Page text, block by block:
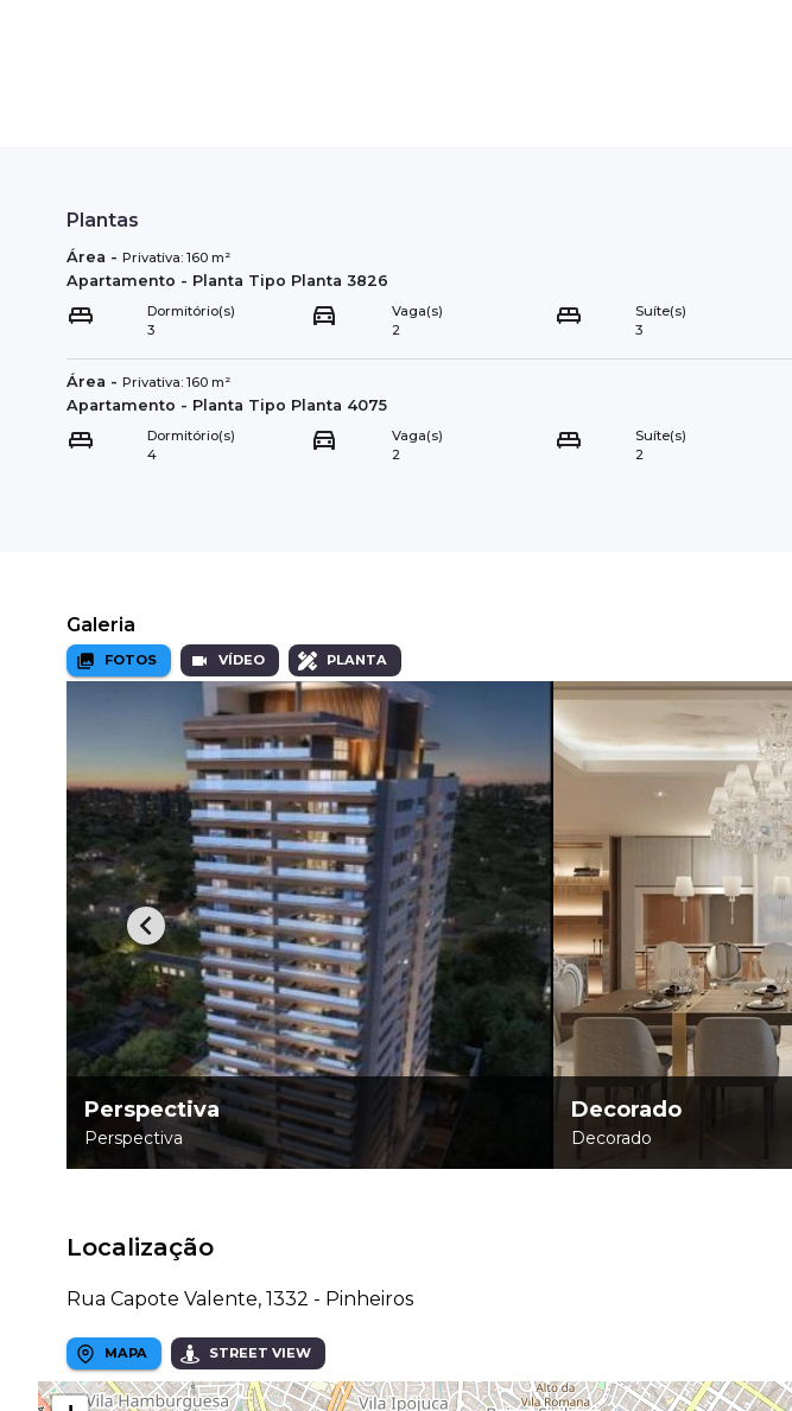
Plantas
Área - Privativa: 160 m²
Apartamento - Planta Tipo Planta 3826
Dormitório(s)
3
Vaga(s)
2
Suíte(s)
3
Área - Privativa: 160 m²
Apartamento - Planta Tipo Planta 4075
Dormitório(s)
4
Vaga(s)
2
Suíte(s)
2
Galeria
FOTOS VÍDEO PLANTA
Perspectiva
Perspectiva
Decorado
Decorado
Localização
Rua Capote Valente, 1332 - Pinheiros
MAPA STREET VIEW